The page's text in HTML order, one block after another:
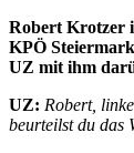
Robert Krotzer
KPÖ
UZ mit ihm
UZ: Robert,
beurteilst du das